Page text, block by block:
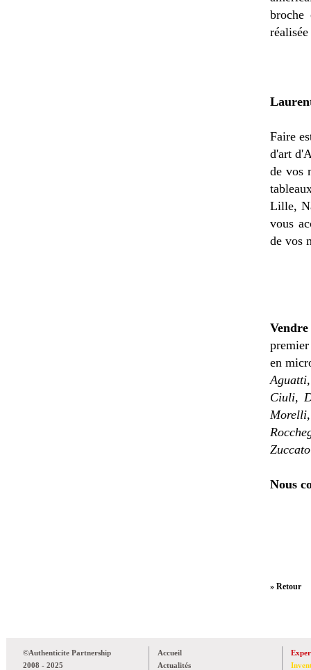
Faire
d'art
de vos
Lille,
vous
de vos
en
Ciuli,
Zuccato
Nous
» Retour
©Authenticite Partnership
2008 - 2025
Accueil
Actualités